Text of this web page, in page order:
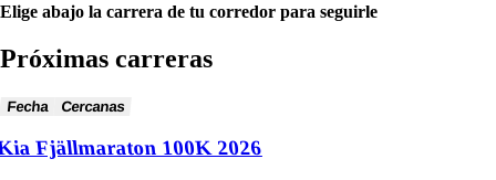
Elige abajo la carrera de tu corredor para seguirle
Próximas carreras
Fecha Cercanas
Fjällmaraton 100K 2026